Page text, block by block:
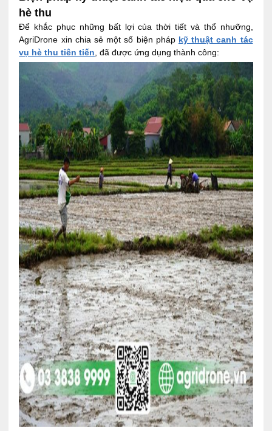
hè thu
Để khắc phục những bất lợi của thời tiết và thổ nhưỡng,
AgriDrone xin chia sẻ một số biện pháp kỹ thuật canh tác
vụ hè thu tiên tiến, đã được ứng dụng thành công: